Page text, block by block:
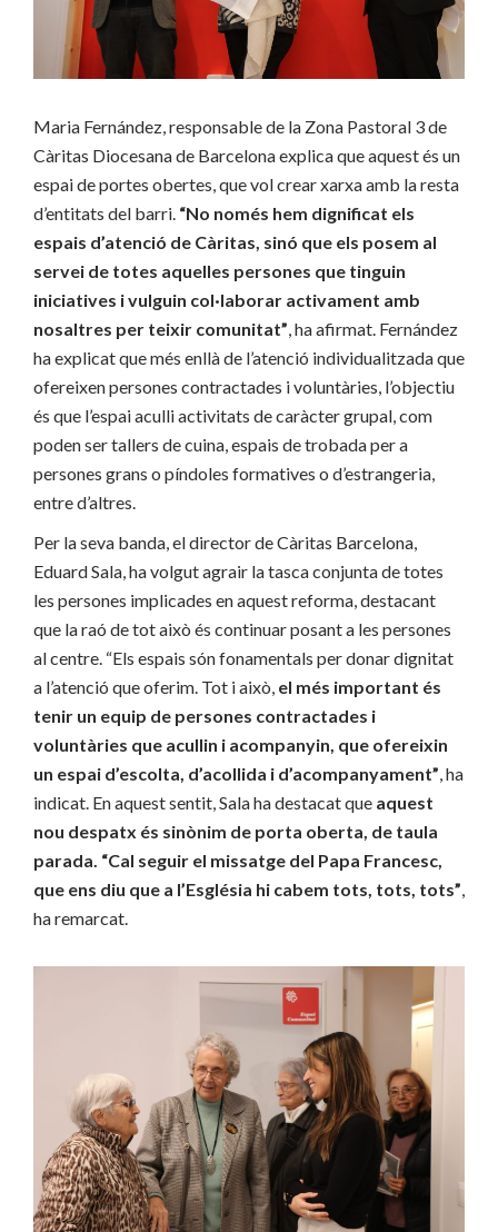
Maria Fernández, responsable de la Zona Pastoral 3 de
Càritas Diocesana de Barcelona explica que aquest és un
espai de portes obertes, que vol crear xarxa amb la resta
d’entitats del barri. “No només hem dignificat els
espais d’atenció de Càritas, sinó que els posem al
servei de totes aquelles persones que tinguin
iniciatives i vulguin col·laborar activament amb
nosaltres per teixir comunitat”, ha afirmat. Fernández
ha explicat que més enllà de l’atenció individualitzada que
ofereixen persones contractades i voluntàries, l’objectiu
és que l’espai aculli activitats de caràcter grupal, com
poden ser tallers de cuina, espais de trobada per a
persones grans o píndoles formatives o d’estrangeria,
entre d’altres.
Per la seva banda, el director de Càritas Barcelona,
Eduard Sala, ha volgut agrair la tasca conjunta de totes
les persones implicades en aquest reforma, destacant
que la raó de tot això és continuar posant a les persones
al centre. “Els espais són fonamentals per donar dignitat
a l’atenció que oferim. Tot i això, el més important és
tenir un equip de persones contractades i
voluntàries que acullin i acompanyin, que ofereixin
un espai d’escolta, d’acollida i d’acompanyament”, ha
indicat. En aquest sentit, Sala ha destacat que aquest
nou despatx és sinònim de porta oberta, de taula
parada. “Cal seguir el missatge del Papa Francesc,
que ens diu que a l’Església hi cabem tots, tots, tots”,
ha remarcat.